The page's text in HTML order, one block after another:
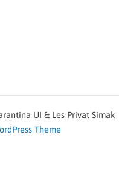
UI & Les Privat Simak
Theme